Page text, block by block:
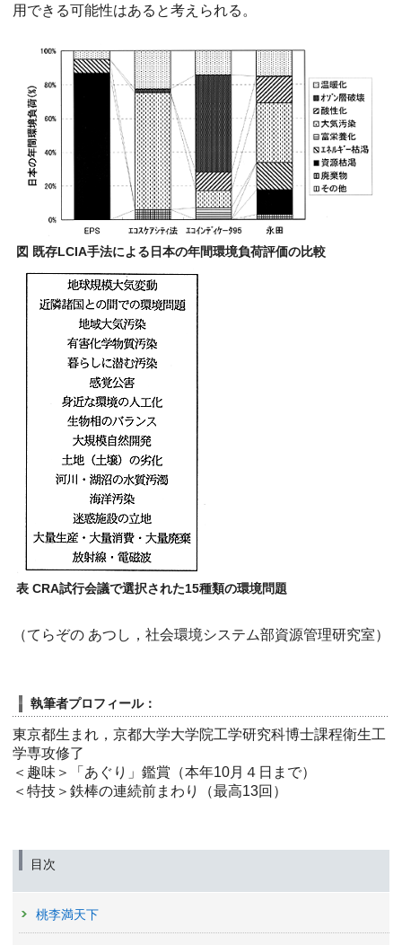
用できる可能性はあると考えられる。
図 既存LCIA手法による日本の年間環境負荷評価の比較
表 CRA試行会議で選択された15種類の環境問題
（てらぞの あつし，社会環境システム部資源管理研究室）
執筆者プロフィール：
東京都生まれ，京都大学大学院工学研究科博士課程衛生工
学専攻修了
＜趣味＞「あぐり」鑑賞（本年10月４日まで）
＜特技＞鉄棒の連続前まわり（最高13回）
目次
桃李満天下